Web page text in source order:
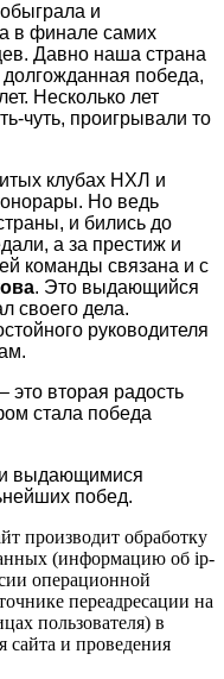
и
в финале самих
Давно наша страна
победа,
Несколько лет
чуть, проигрывали то
клубах НХЛ и
Но ведь
и бились до
а за престиж и
команды связана и с
. Это выдающийся
своего дела.
руководителя
это вторая радость
стала победа
выдающимися
побед.
производит обработку
(информацию об ip-
операционной
переадресации на
пользователя) в
и проведения